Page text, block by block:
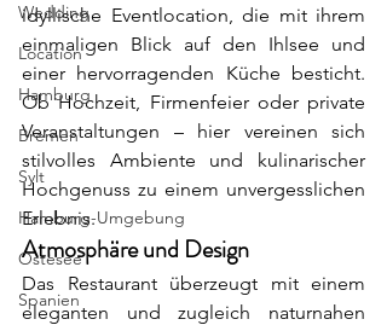
Wedding
Location
Hamburg
Bremen
Sylt
Hamburg-Umgebung
Ostesee
Spanien
idyllische Eventlocation, die mit ihrem
einmaligen Blick auf den Ihlsee und
einer hervorragenden Küche besticht.
Ob Hochzeit, Firmenfeier oder private
Veranstaltungen – hier vereinen sich
stilvolles Ambiente und kulinarischer
Hochgenuss zu einem unvergesslichen
Erlebnis.
Atmosphäre und Design
Das Restaurant überzeugt mit einem
eleganten und zugleich naturnahen